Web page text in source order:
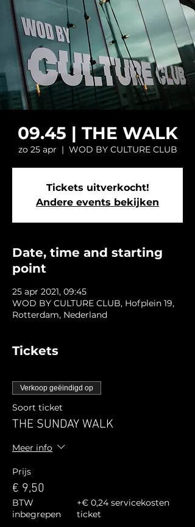
09.45 | THE WALK
zo 25 apr
  |
WOD BY CULTURE CLUB
Tickets uitverkocht!
Andere events bekijken
Date, time and starting
point
25 apr 2021, 09:45
WOD BY CULTURE CLUB, Hofplein 19,
Rotterdam, Nederland
Tickets
Verkoop geëindigd op
Soort ticket
THE SUNDAY WALK
Meer info
Prijs
€ 9,50
BTW
inbegrepen
+€ 0,24 servicekosten
ticket